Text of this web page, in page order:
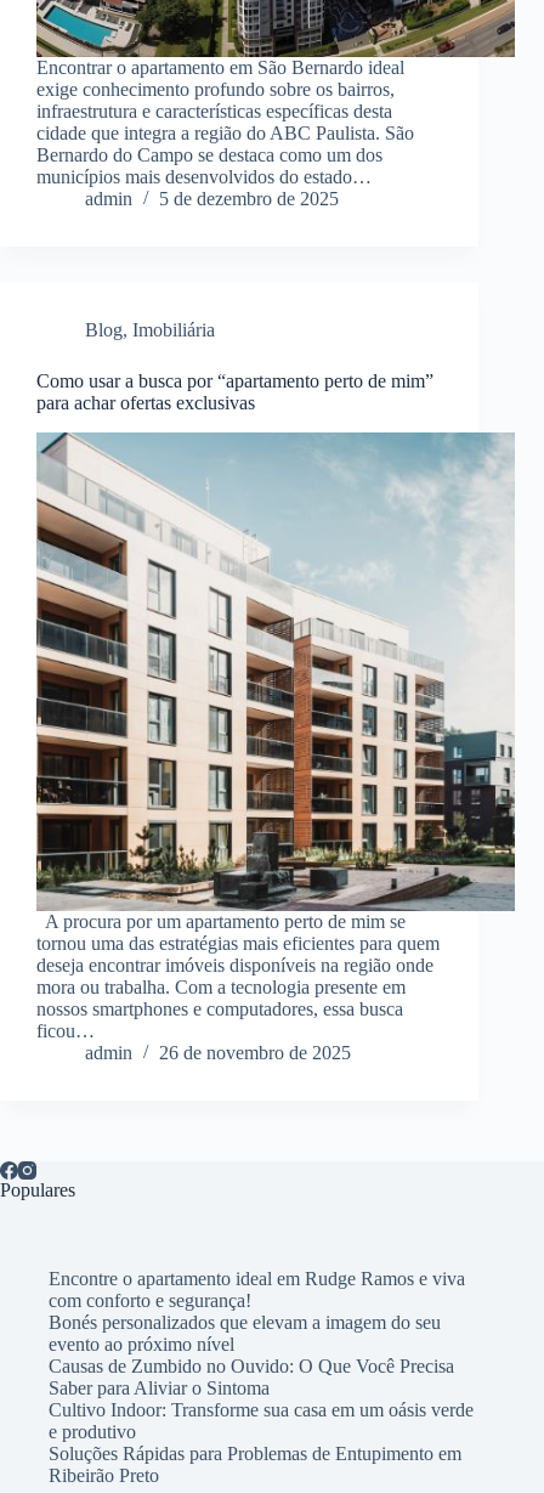
Encontrar o apartamento em São Bernardo ideal
exige conhecimento profundo sobre os bairros,
infraestrutura e características específicas desta
cidade que integra a região do ABC Paulista. São
Bernardo do Campo se destaca como um dos
municípios mais desenvolvidos do estado…
admin
5 de dezembro de 2025
Blog, Imobiliária
Como usar a busca por “apartamento perto de mim”
para achar ofertas exclusivas
A procura por um apartamento perto de mim se
tornou uma das estratégias mais eficientes para quem
deseja encontrar imóveis disponíveis na região onde
mora ou trabalha. Com a tecnologia presente em
nossos smartphones e computadores, essa busca
ficou…
admin
26 de novembro de 2025
Populares
Encontre o apartamento ideal em Rudge Ramos e viva
com conforto e segurança!
Bonés personalizados que elevam a imagem do seu
evento ao próximo nível
Causas de Zumbido no Ouvido: O Que Você Precisa
Saber para Aliviar o Sintoma
Cultivo Indoor: Transforme sua casa em um oásis verde
e produtivo
Soluções Rápidas para Problemas de Entupimento em
Ribeirão Preto